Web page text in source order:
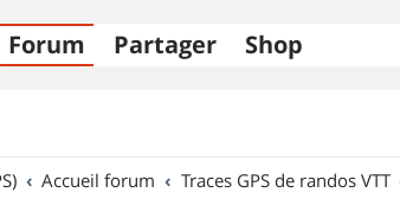
Forum Partager Shop
Accueil forum Traces GPS de randos VTT